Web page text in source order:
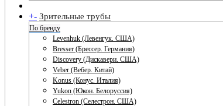
+- Зрительные трубы
По бренду
Levenhuk (Левенгук. США)
Bresser (Брессер. Германия)
Discovery (Дискавери. США)
Veber (Вебер. Китай)
Konus (Конус. Италия)
Yukon (Юкон. Белоруссия)
Celestron (Селестрон. США)